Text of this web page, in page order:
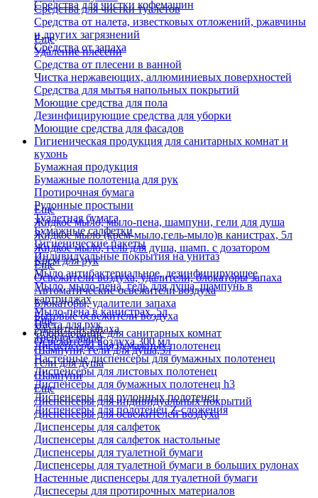
Средства для чистки кофемашин
Средства для чистки туалетов
Средства от налета, известковых отложений, ржавчины
и других загрязнений
Средства от запаха
Еще
Удаление плесени
Средства от плесени в ванной
Чистка нержавеющих, аллюминиевых поверхностей
Средства для мытья напольных покрытий
Моющие средства для пола
Дезинфицирующие средства для уборки
Моющие средства для фасадов
Гигиеническая продукция для санитарных комнат и
кухонь
Бумажная продукция
Бумажные полотенца для рук
Протирочная бумага
Рулонные простыни
Туалетная бумага
Бумажные салфетки
Гигиенические пакеты
Индивидуальные покрытия на унитаз
Еще
Жидкое мыло, мыло-пена, шампуни, гели для душа
Жидкое мыло (крем-мыло,гель-мыло)в канистрах, 5л
Жидкое мыло, гель для душа, шамп. с дозатором
Крем для рук
Мыло антибактериальное, дезинфицирующее
Мыло, мыло-пена, гель для душа, шампунь в
картриджах
Мыло-пена в канистрах, 5л
Паста для рук
Твердое мыло
Шампуни, гели для душа,5л
Гели для душа
Шампуни
Еще
Освежители воздуха, удалители, блокаторы запаха
Автоматические освежители воздуха
Блокаторы, удалители запаха
Бытовые освежители воздуха
Удалители запаха
Освежители воздуха 300 мл
Еще
Оборудование для санитарных комнат
Диспенсеры для бумажных полотенец
Настенные диспенсеры для бумажных полотенец
Диспенсеры для листовых полотенец
Диспенсеры для бумажных полотенец h3
Диспенсеры для рулонных полотенец
Диспенсеры для полотенец Z-сложения
Еще
Диспенсеры для индивидуальных покрытий
Диспенсеры для освежителей воздуха
Диспенсеры для салфеток
Диспенсеры для салфеток настольные
Диспенсеры для туалетной бумаги
Диспенсеры для туалетной бумаги в больших рулонах
Настенные диспенсеры для туалетной бумаги
Диспесеры для протирочных материалов